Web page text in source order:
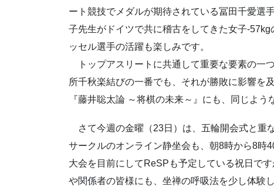
ート競技でメダルが期待されている冨田千愛選
子先生がドイツで共に稽古をしてきた女子-
ッセル選手の活躍も楽しみです。
トップアスリートに共通して重要な要素の一
所千秋楽結びの一番でも、それが勝敗に影響を
『藤井聡太論 ～将棋の未来～』にも、同じよう
さて今週の金曜（23日）は、五輪開会式と重
サークルのオンライン静坐会も、朝8時から8時
大会を目前にしてReSPも予定している祝日で
や関係者の皆様にも、坐禅の呼吸法を少し体験